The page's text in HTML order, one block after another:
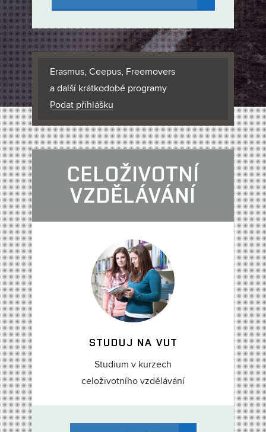
Erasmus, Ceepus, Freemovers
a další krátkodobé programy
Podat přihlášku
CELOŽIVOTNÍ
VZDĚLÁVÁNÍ
STUDUJ NA VUT
Studium v kurzech
celoživotního vzdělávání